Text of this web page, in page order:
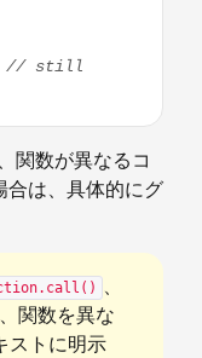
関数が異なるコ
合は、具体的にグ
、
関数を異な
ストに明示